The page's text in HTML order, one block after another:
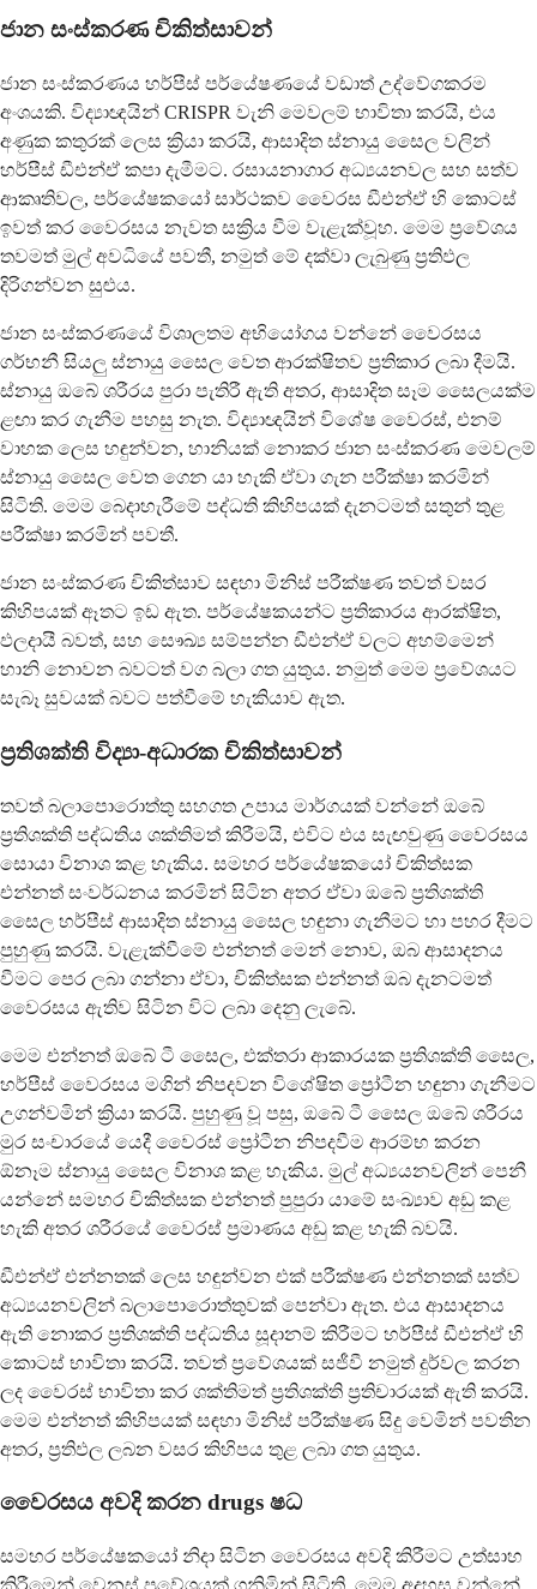
ජාන සංස්කරණ චිකිත්සාවන්
ජාන සංස්කරණය හර්පීස් පර්යේෂණයේ වඩාත් උද්වේගකරම
අංශයකි. විද්‍යාඥයින් CRISPR වැනි මෙවලම් භාවිතා කරයි, එය
අණුක කතුරක් ලෙස ක්‍රියා කරයි, ආසාදිත ස්නායු සෛල වලින්
හර්පීස් ඩීඑන්ඒ කපා දැමීමට. රසායනාගාර අධ්‍යයනවල සහ සත්ව
ආකෘතිවල, පර්යේෂකයෝ සාර්ථකව වෛරස ඩීඑන්ඒ හි කොටස්
ඉවත් කර වෛරසය නැවත සක්‍රිය වීම වැළැක්වූහ. මෙම ප්‍රවේශය
තවමත් මුල් අවධියේ පවතී, නමුත් මේ දක්වා ලැබුණු ප්‍රතිඵල
දිරිගන්වන සුළුය.
ජාන සංස්කරණයේ විශාලතම අභියෝගය වන්නේ වෛරසය
ගර්භනී සියලු ස්නායු සෛල වෙත ආරක්ෂිතව ප්‍රතිකාර ලබා දීමයි.
ස්නායු ඔබේ ශරීරය පුරා පැතිරී ඇති අතර, ආසාදිත සෑම සෛලයක්ම
ළඟා කර ගැනීම පහසු නැත. විද්‍යාඥයින් විශේෂ වෛරස්, එනම්
වාහක ලෙස හඳුන්වන, හානියක් නොකර ජාන සංස්කරණ මෙවලම්
ස්නායු සෛල වෙත ගෙන යා හැකි ඒවා ගැන පරීක්ෂා කරමින්
සිටිති. මෙම බෙදාහැරීමේ පද්ධති කිහිපයක් දැනටමත් සතුන් තුළ
පරීක්ෂා කරමින් පවතී.
ජාන සංස්කරණ චිකිත්සාව සඳහා මිනිස් පරීක්ෂණ තවත් වසර
කිහිපයක් ඈතට ඉඩ ඇත. පර්යේෂකයන්ට ප්‍රතිකාරය ආරක්ෂිත,
ඵලදායී බවත්, සහ සෞඛ්‍ය සම්පන්න ඩීඑන්ඒ වලට අහම්මෙන්
හානි නොවන බවටත් වග බලා ගත යුතුය. නමුත් මෙම ප්‍රවේශයට
සැබෑ සුවයක් බවට පත්වීමේ හැකියාව ඇත.
ප්‍රතිශක්ති විද්‍යා-අධාරක චිකිත්සාවන්
තවත් බලාපොරොත්තු සහගත උපාය මාර්ගයක් වන්නේ ඔබේ
ප්‍රතිශක්ති පද්ධතිය ශක්තිමත් කිරීමයි, එවිට එය සැඟවුණු වෛරසය
සොයා විනාශ කළ හැකිය. සමහර පර්යේෂකයෝ චිකිත්සක
එන්නත් සංවර්ධනය කරමින් සිටින අතර ඒවා ඔබේ ප්‍රතිශක්ති
සෛල හර්පීස් ආසාදිත ස්නායු සෛල හඳුනා ගැනීමට හා පහර දීමට
පුහුණු කරයි. වැළැක්වීමේ එන්නත් මෙන් නොව, ඔබ ආසාදනය
වීමට පෙර ලබා ගන්නා ඒවා, චිකිත්සක එන්නත් ඔබ දැනටමත්
වෛරසය ඇතිව සිටින විට ලබා දෙනු ලැබේ.
මෙම එන්නත් ඔබේ ටී සෛල, එක්තරා ආකාරයක ප්‍රතිශක්ති සෛල,
හර්පීස් වෛරසය මගින් නිපදවන විශේෂිත ප්‍රෝටීන හඳුනා ගැනීමට
උගන්වමින් ක්‍රියා කරයි. පුහුණු වූ පසු, ඔබේ ටී සෛල ඔබේ ශරීරය
මුර සංචාරයේ යෙදී වෛරස් ප්‍රෝටීන නිපදවීම ආරම්භ කරන
ඕනෑම ස්නායු සෛල විනාශ කළ හැකිය. මුල් අධ්‍යයනවලින් පෙනී
යන්නේ සමහර චිකිත්සක එන්නත් පුපුරා යාමේ සංඛ්‍යාව අඩු කළ
හැකි අතර ශරීරයේ වෛරස් ප්‍රමාණය අඩු කළ හැකි බවයි.
ඩීඑන්ඒ එන්නතක් ලෙස හඳුන්වන එක් පරීක්ෂණ එන්නතක් සත්ව
අධ්‍යයනවලින් බලාපොරොත්තුවක් පෙන්වා ඇත. එය ආසාදනය
ඇති නොකර ප්‍රතිශක්ති පද්ධතිය සූදානම් කිරීමට හර්පීස් ඩීඑන්ඒ හි
කොටස් භාවිතා කරයි. තවත් ප්‍රවේශයක් සජීවී නමුත් දුර්වල කරන
ලද වෛරස් භාවිතා කර ශක්තිමත් ප්‍රතිශක්ති ප්‍රතිචාරයක් ඇති කරයි.
මෙම එන්නත් කිහිපයක් සඳහා මිනිස් පරීක්ෂණ සිදු වෙමින් පවතින
අතර, ප්‍රතිඵල ලබන වසර කිහිපය තුළ ලබා ගත යුතුය.
වෛරසය අවදි කරන drugs ෂධ
සමහර පර්යේෂකයෝ නිදා සිටින වෛරසය අවදි කිරීමට උත්සාහ
කිරීමෙන් වෙනස් ප්‍රවේශයක් ගනිමින් සිටිති. මෙම අදහස වන්නේ